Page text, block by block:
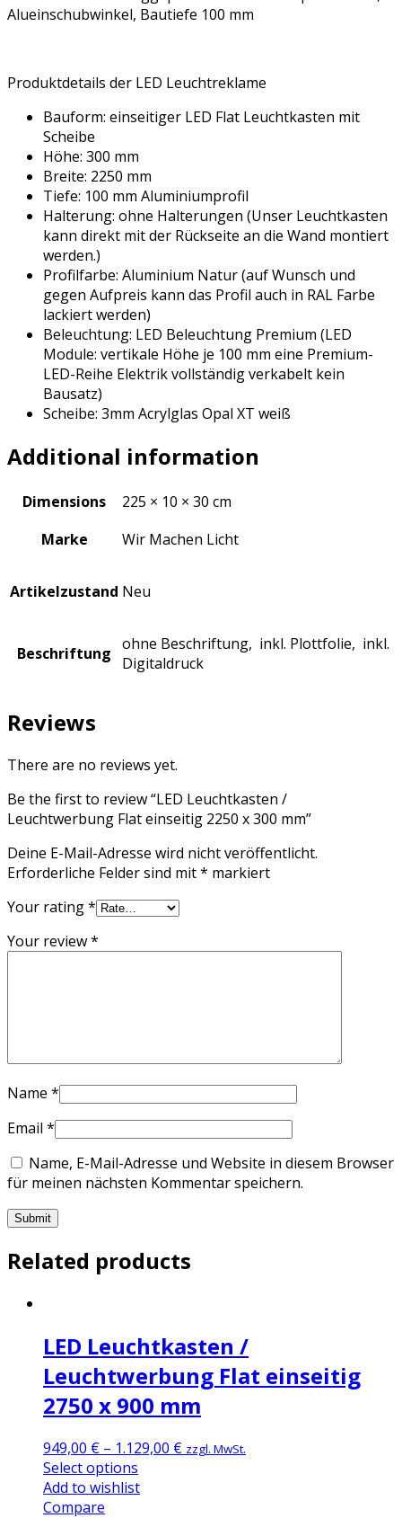
Alueinschubwinkel, Bautiefe 100 mm
Produktdetails der LED Leuchtreklame
Bauform: einseitiger LED Flat Leuchtkasten mit
Scheibe
Höhe: 300 mm
Breite: 2250 mm
Tiefe: 100 mm Aluminiumprofil
Halterung: ohne Halterungen (Unser Leuchtkasten
kann direkt mit der Rückseite an die Wand montiert
werden.)
Profilfarbe: Aluminium Natur (auf Wunsch und
gegen Aufpreis kann das Profil auch in RAL Farbe
lackiert werden)
Beleuchtung: LED Beleuchtung Premium (LED
Module: vertikale Höhe je 100 mm eine Premium-
LED-Reihe Elektrik vollständig verkabelt kein
Bausatz)
Scheibe: 3mm Acrylglas Opal XT weiß
Additional information
Dimensions
225 × 10 × 30 cm
Marke
Wir Machen Licht
Artikelzustand Neu
Beschriftung ohne Beschriftung, inkl. Plottfolie, inkl.
Digitaldruck
Reviews
There are no reviews yet.
Be the first to review “LED Leuchtkasten /
Leuchtwerbung Flat einseitig 2250 x 300 mm”
Deine E-Mail-Adresse wird nicht veröffentlicht.
Erforderliche Felder sind mit* markiert
Your rating*
Your review*
Name *
Email *
Name, E-Mail-Adresse und Website in diesem Browser
für meinen nächsten Kommentar speichern.
Related products
LED Leuchtkasten /
Leuchtwerbung Flat einseitig
2750 x 900 mm
949,00 € – 1.129,00 € zzgl. MwSt.
Select options
Add to wishlist
Compare